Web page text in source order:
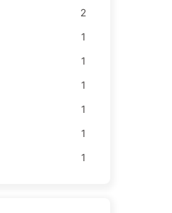
2
1
1
1
1
1
1